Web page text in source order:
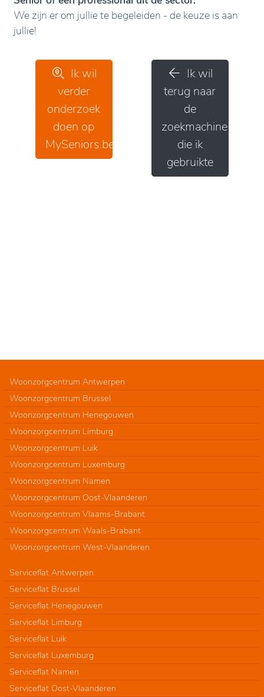
We zijn er om jullie te begeleiden - de keuze is aan
jullie!
Ik wil
verder
onderzoek
doen op
MySeniors.be
Ik wil
terug naar
de
zoekmachine
die ik
gebruikte
Woonzorgcentrum Antwerpen
Woonzorgcentrum Brussel
Woonzorgcentrum Henegouwen
Woonzorgcentrum Limburg
Woonzorgcentrum Luik
Woonzorgcentrum Luxemburg
Woonzorgcentrum Namen
Woonzorgcentrum Oost-Vlaanderen
Woonzorgcentrum Vlaams-Brabant
Woonzorgcentrum Waals-Brabant
Woonzorgcentrum West-Vlaanderen
Serviceflat Antwerpen
Serviceflat Brussel
Serviceflat Henegouwen
Serviceflat Limburg
Serviceflat Luik
Serviceflat Luxemburg
Serviceflat Namen
Serviceflat Oost-Vlaanderen